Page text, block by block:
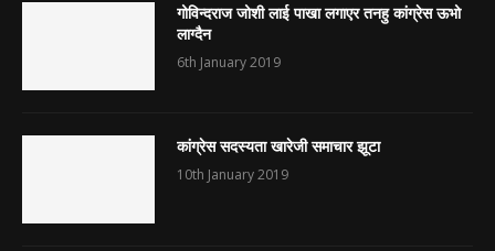
गोविन्दराज जोशी लाई पाखा लगाएर तनहु कांग्रेस ऊभो
लाग्दैन
6th January 2019
कांग्रेस सदस्यता खारेजी समाचार झूटा
10th January 2019